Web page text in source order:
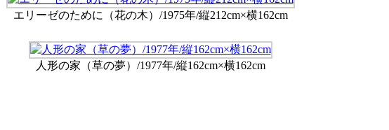
エリーゼのために（花の木）/1975年/縦212cm×横162cm
人形の家（草の夢）/1977年/縦162cm×横162cm